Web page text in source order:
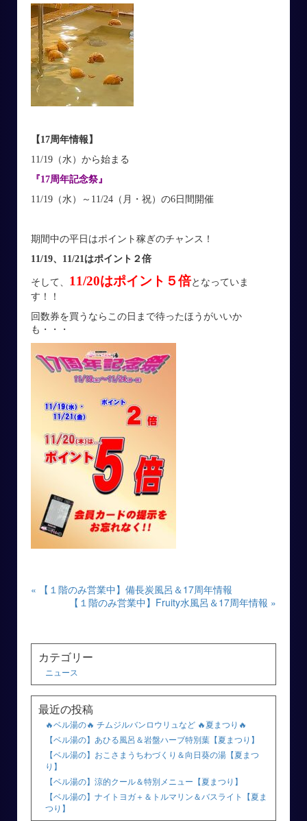
【17周年情報】
11/19（水）から始まる
『17周年記念祭』
11/19（水）～11/24（月・祝）の6日間開催
期間中の平日はポイント稼ぎのチャンス！
11/19、11/21はポイント２倍
そして、 11/20はポイント５倍となっていま
す！！
回数券を買うならこの日まで待ったほうがいいか
も・・・
« 【１階のみ営業中】備長炭風呂＆17周年情報
【１階のみ営業中】Fruity水風呂＆17周年情報 »
カテゴリー
ニュース
最近の投稿
🔥ベル湯の🔥 チムジルバンロウリュなど 🔥夏まつり🔥
【ベル湯の】あひる風呂＆岩盤ハーブ特別葉【夏まつり】
【ベル湯の】おこさまうちわづくり＆向日葵の湯【夏まつ
り】
【ベル湯の】涼的クール＆特別メニュー【夏まつり】
【ベル湯の】ナイトヨガ＋＆トルマリン＆バスライト【夏ま
つり】